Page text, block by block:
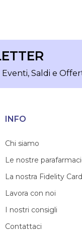
Saldi e
INFO
Chi siamo
Le nostre
La nostra Fidelity Card
Lavora con noi
I nostri consigli
Contattaci